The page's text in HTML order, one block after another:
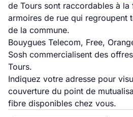
de Tours sont raccordables à
armoires de rue qui regroupent
de la commune.
Bouygues Telecom, Free,
Sosh commercialisent des
Tours.
Indiquez votre adresse pour
couverture du point de
fibre disponibles chez vous.